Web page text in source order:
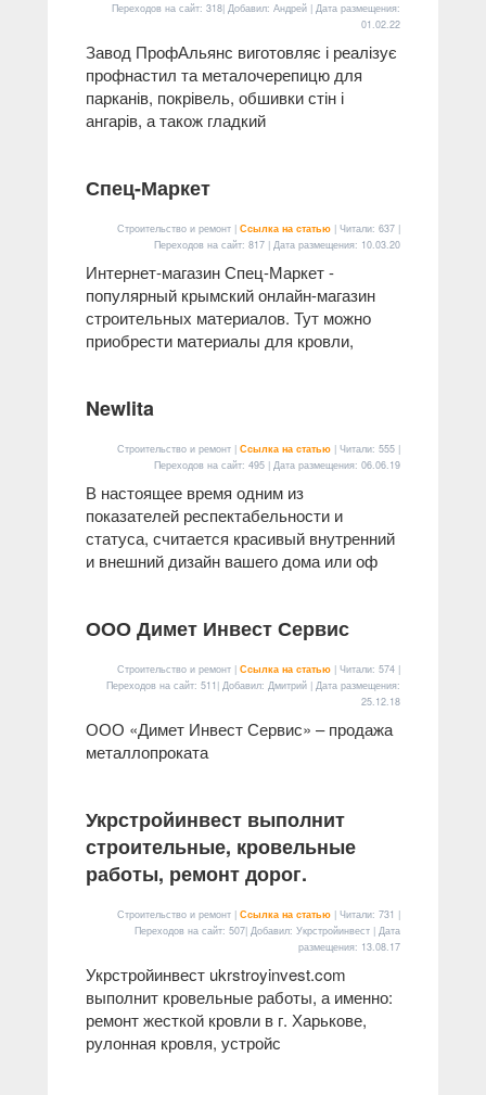
Переходов на сайт: 318| Добавил: Андрей | Дата размещения:
01.02.22
Завод ПрофАльянс виготовляє і реалізує
профнастил та металочерепицю для
парканів, покрівель, обшивки стін і
ангарів, а також гладкий
Спец-Маркет
Строительство и ремонт | Ссылка на статью | Читали: 637 |
Переходов на сайт: 817 | Дата размещения: 10.03.20
Интернет-магазин Спец-Маркет -
популярный крымский онлайн-магазин
строительных материалов. Тут можно
приобрести материалы для кровли,
Newlita
Строительство и ремонт | Ссылка на статью | Читали: 555 |
Переходов на сайт: 495 | Дата размещения: 06.06.19
В настоящее время одним из
показателей респектабельности и
статуса, считается красивый внутренний
и внешний дизайн вашего дома или оф
ООО Димет Инвест Сервис
Строительство и ремонт | Ссылка на статью | Читали: 574 |
Переходов на сайт: 511| Добавил: Дмитрий | Дата размещения:
25.12.18
ООО «Димет Инвест Сервис» – продажа
металлопроката
Укрстройинвест выполнит
строительные, кровельные
работы, ремонт дорог.
Строительство и ремонт | Ссылка на статью | Читали: 731 |
Переходов на сайт: 507| Добавил: Укрстройинвест | Дата
размещения: 13.08.17
Укрстройинвест ukrstroyinvest.com
выполнит кровельные работы, а именно:
ремонт жесткой кровли в г. Харькове,
рулонная кровля, устройс